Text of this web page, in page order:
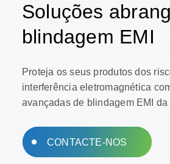
Soluções
blindagem EMI
Proteja os seus produtos dos
interferência eletromagnética
avançadas de blindagem EMI da
CONTACTE-NOS